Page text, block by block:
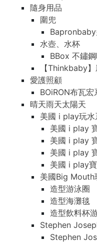
隨身用品
圍兜
水壺、水杯
BBox 不鏽
【Thinkbaby
愛護照顧
BOiRON布瓦宏
晴天雨天太陽天
美國 i play玩水
美國 i play
美國 i play
美國 i play
美國 i play
美國Big Mouth
造型游泳圈
造型海灘毯
造型飲料杯
Stephen
Stephen